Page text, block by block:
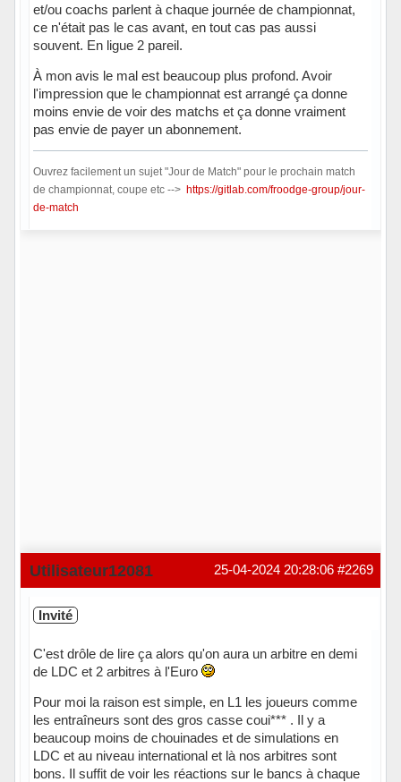
et/ou coachs parlent à chaque journée de championnat,
ce n'était pas le cas avant, en tout cas pas aussi
souvent. En ligue 2 pareil.
À mon avis le mal est beaucoup plus profond. Avoir
l'impression que le championnat est arrangé ça donne
moins envie de voir des matchs et ça donne vraiment
pas envie de payer un abonnement.
Ouvrez facilement un sujet "Jour de Match" pour le prochain match
de championnat, coupe etc --> https://gitlab.com/froodge-group/jour-
de-match
#2269
25-04-2024 20:28:06
Utilisateur12081
Invité
C'est drôle de lire ça alors qu'on aura un arbitre en demi
de LDC et 2 arbitres à l'Euro
Pour moi la raison est simple, en L1 les joueurs comme
les entraîneurs sont des gros casse coui*** . Il y a
beaucoup moins de chouinades et de simulations en
LDC et au niveau international et là nos arbitres sont
bons. Il suffit de voir les réactions sur le bancs à chaque